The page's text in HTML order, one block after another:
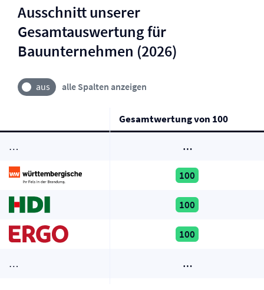
Ausschnitt unserer
Gesamtauswertung für
Bauunternehmen (2026)
alle Spalten anzeigen
Gesamtwertung von 100
… …
100
100
100
… …